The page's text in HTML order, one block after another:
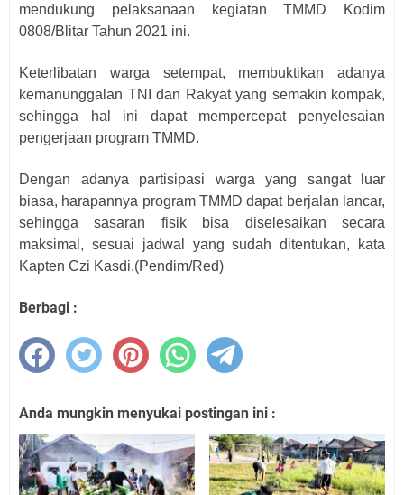
mendukung pelaksanaan kegiatan TMMD Kodim
0808/Blitar Tahun 2021 ini.
Keterlibatan warga setempat, membuktikan adanya
kemanunggalan TNI dan Rakyat yang semakin kompak,
sehingga hal ini dapat mempercepat penyelesaian
pengerjaan program TMMD.
Dengan adanya partisipasi warga yang sangat luar
biasa, harapannya program TMMD dapat berjalan lancar,
sehingga sasaran fisik bisa diselesaikan secara
maksimal, sesuai jadwal yang sudah ditentukan, kata
Kapten Czi Kasdi.(Pendim/Red)
Berbagi :
Anda mungkin menyukai postingan ini :